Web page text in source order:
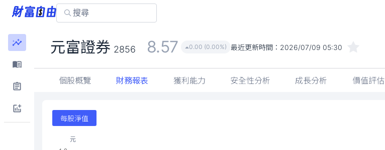
元富證券 2856 8.57 0.00 (0.00%) 最近更新時間： 2026/07/09 05:30
個股概覽 財務報表 獲利能力 安全性分析 成長分析 價值評估
每股淨值